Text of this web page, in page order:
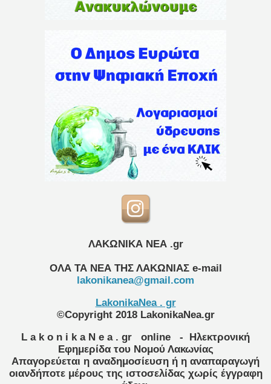
ΛΑΚΩΝΙΚΑ ΝΕΑ .gr
ΟΛΑ ΤΑ ΝΕΑ ΤΗΣ ΛΑΚΩΝΙΑΣ e-mail
lakonikanea@gmail.com
LakonikaNea . gr
©Copyright 2018 LakonikaNea.gr
L a k o n i k a N e a . gr
online
- Ηλεκτρονική
Εφημερίδα του Νομού Λακωνίας
Απαγορεύεται η αναδημοσίευση ή η αναπαραγωγή
οιανδήποτε μέρους της ιστοσελίδας χωρίς έγγραφη